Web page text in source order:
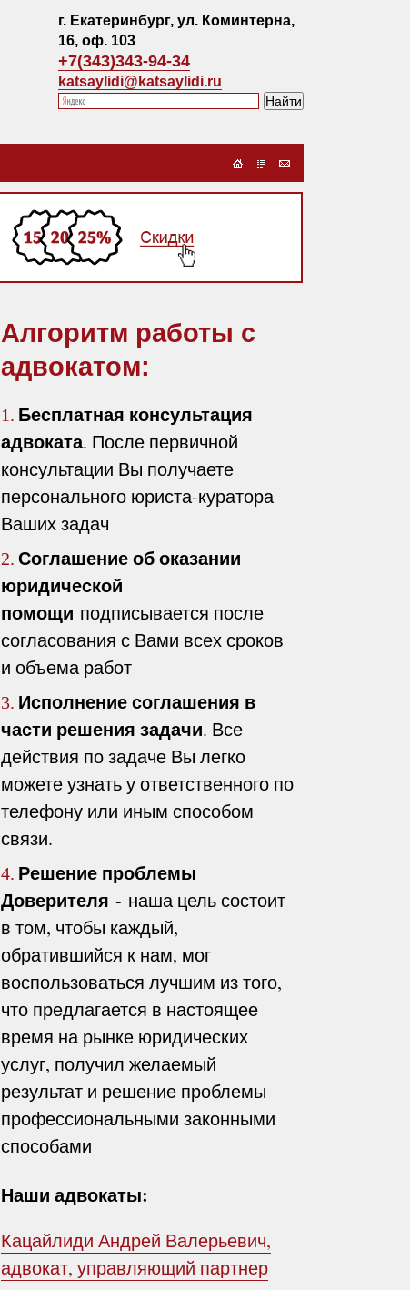
г. Екатеринбург, ул. Коминтерна,
16, оф. 103
+7(343)343-94-34
katsaylidi@katsaylidi.ru
Алгоритм работы с
адвокатом:
1. Бесплатная консультация
адвоката. После первичной
консультации Вы получаете
персонального юриста-куратора
Ваших задач
2. Соглашение об оказании
юридической
помощи подписывается после
согласования с Вами всех сроков
и объема работ
3. Исполнение соглашения в
части решения задачи. Все
действия по задаче Вы легко
можете узнать у ответственного по
телефону или иным способом
связи.
4. Решение проблемы
Доверителя - наша цель состоит
в том, чтобы каждый,
обратившийся к нам, мог
воспользоваться лучшим из того,
что предлагается в настоящее
время на рынке юридических
услуг, получил желаемый
результат и решение проблемы
профессиональными законными
способами
Наши адвокаты:
Кацайлиди Андрей Валерьевич,
адвокат, управляющий партнер